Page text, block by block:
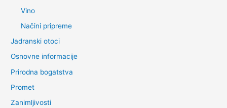
Vino
Načini pripreme
Jadranski otoci
Osnovne informacije
Prirodna bogatstva
Promet
Zanimljivosti